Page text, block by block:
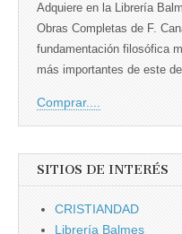
Adquiere en la Librería
Obras Completas de F.
fundamentación filosófica
más importantes de este
Comprar....
SITIOS DE INTERÉS
CRISTIANDAD
Librería Balmes